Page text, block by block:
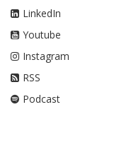
LinkedIn
Youtube
Instagram
RSS
Podcast